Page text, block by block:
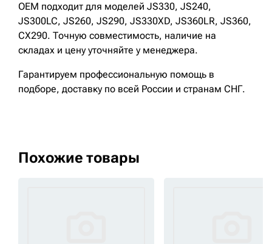
OEM подходит для моделей JS330, JS240,
JS300LC, JS260, JS290, JS330XD, JS360LR, JS360,
CX290. Точную совместимость, наличие на
складах и цену уточняйте у менеджера.
Гарантируем профессиональную помощь в
подборе, доставку по всей России и странам СНГ.
Похожие товары